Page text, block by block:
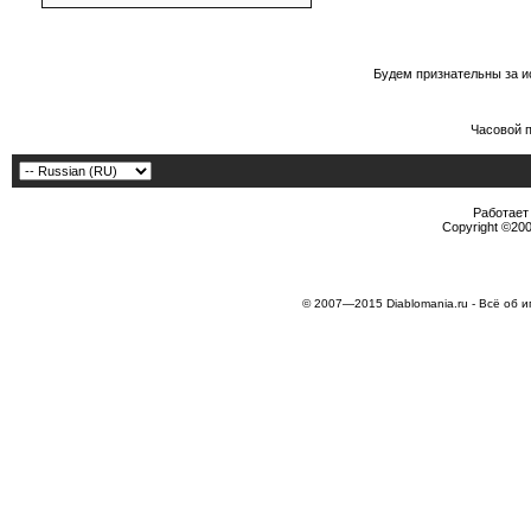
Будем признательны за
Часовой
Copyright
© 2007—2015 Diablomania.ru - Всё об